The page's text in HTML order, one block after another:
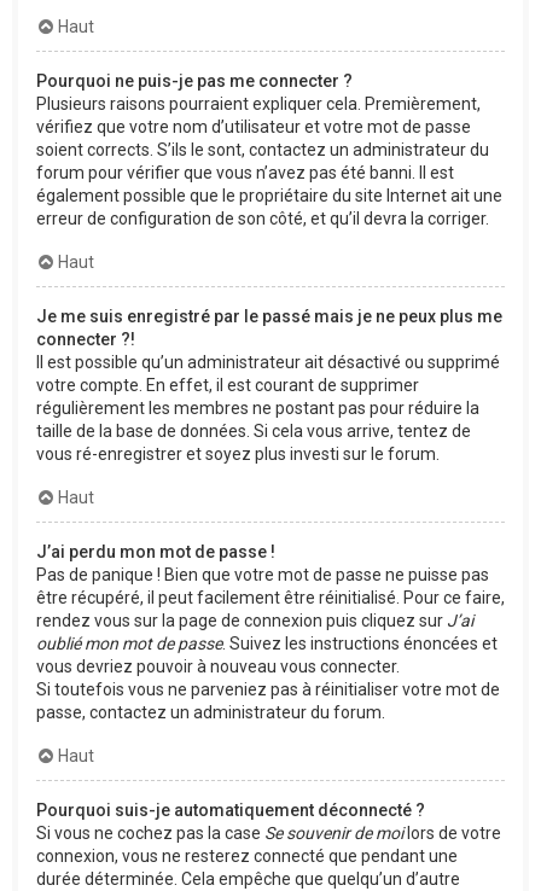
Haut
Pourquoi ne puis-je pas me connecter ?
Plusieurs raisons pourraient expliquer cela. Premièrement,
vérifiez que votre nom d’utilisateur et votre mot de passe
soient corrects. S’ils le sont, contactez un administrateur du
forum pour vérifier que vous n’avez pas été banni. Il est
également possible que le propriétaire du site Internet ait une
erreur de configuration de son côté, et qu’il devra la corriger.
Haut
Je me suis enregistré par le passé mais je ne peux plus me
connecter ?!
Il est possible qu’un administrateur ait désactivé ou supprimé
votre compte. En effet, il est courant de supprimer
régulièrement les membres ne postant pas pour réduire la
taille de la base de données. Si cela vous arrive, tentez de
vous ré-enregistrer et soyez plus investi sur le forum.
Haut
J’ai perdu mon mot de passe !
Pas de panique ! Bien que votre mot de passe ne puisse pas
être récupéré, il peut facilement être réinitialisé. Pour ce faire,
rendez vous sur la page de connexion puis cliquez sur J’ai
oublié mon mot de passe. Suivez les instructions énoncées et
vous devriez pouvoir à nouveau vous connecter.
Si toutefois vous ne parveniez pas à réinitialiser votre mot de
passe, contactez un administrateur du forum.
Haut
Pourquoi suis-je automatiquement déconnecté ?
Si vous ne cochez pas la case Se souvenir de moilors de votre
connexion, vous ne resterez connecté que pendant une
durée déterminée. Cela empêche que quelqu’un d’autre